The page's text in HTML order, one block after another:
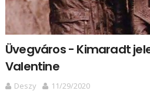
Üvegváros - Kimaradt
Valentine
Deszy 11/29/2020